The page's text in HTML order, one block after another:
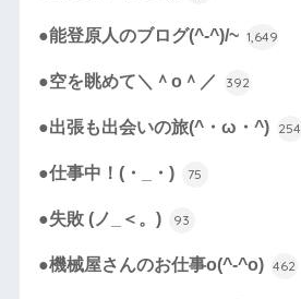
●能登原人のブログ(^-^)/~ 1,649
●空を眺めて＼＾o＾／ 392
●出張も出会いの旅(^・ω・^) 254
●仕事中！(・_・) 75
●失敗 (ノ_＜。) 93
●機械屋さんのお仕事o(^-^o) 462